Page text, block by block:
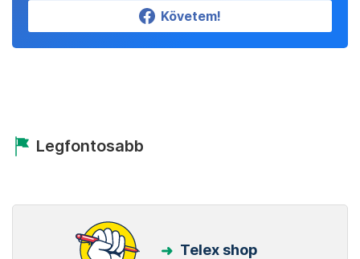
Követem!
Legfontosabb
Telex shop